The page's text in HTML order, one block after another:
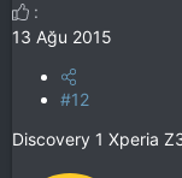
13 Ağu 2015
#12
Discovery 1 Xperia